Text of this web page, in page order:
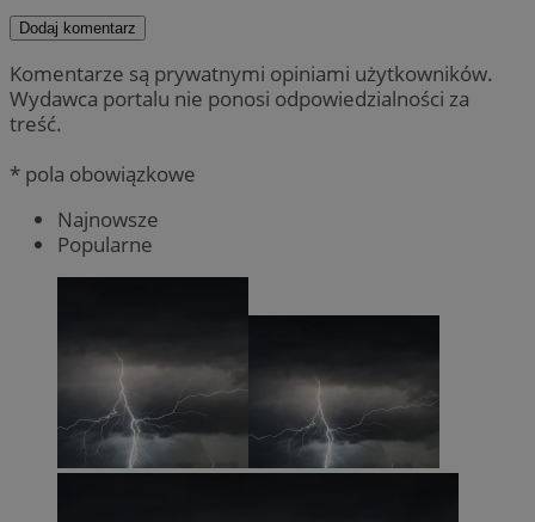
Dodaj komentarz
Komentarze są prywatnymi opiniami użytkowników.
Wydawca portalu nie ponosi odpowiedzialności za
treść.
* pola obowiązkowe
Najnowsze
Popularne